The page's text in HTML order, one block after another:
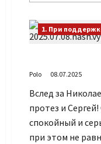
1. При
Polo 08.07.2025
Вслед за
протез и
спокойный и
при этом не